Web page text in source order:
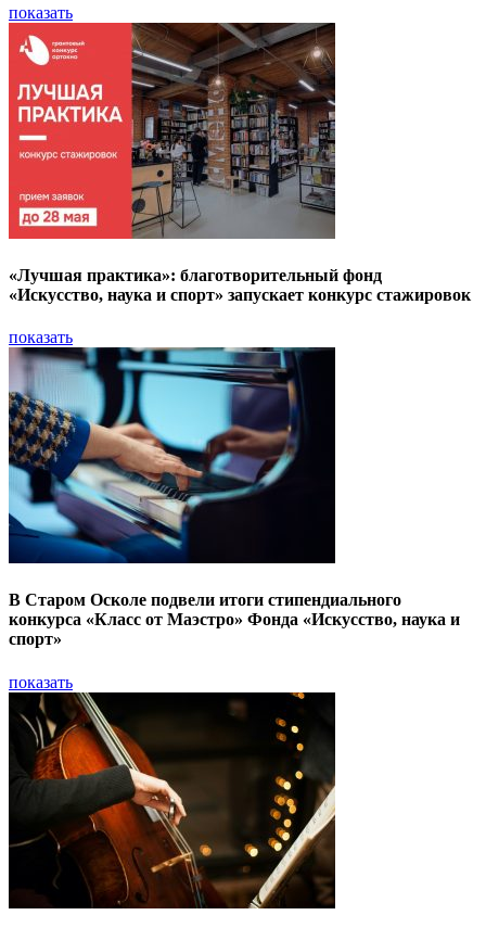
показать
«Лучшая практика»: благотворительный фонд
«Искусство, наука и спорт» запускает конкурс стажировок
показать
В Старом Осколе подвели итоги стипендиального
конкурса «Класс от Маэстро» Фонда «Искусство, наука и
спорт»
показать